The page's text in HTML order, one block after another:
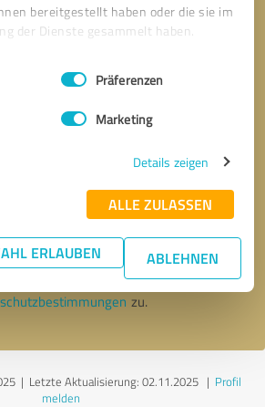
bereitgestellt haben oder die sie im
der Dienste gesammelt haben.
Präferenzen
Marketing
Details zeigen
ALLE ZULASSEN
ERLAUBEN ABLEHNEN
* Erforderliche Angaben
Nachricht senden
zu.
| Letzte Aktualisierung: 02.11.2025| Profil
melden